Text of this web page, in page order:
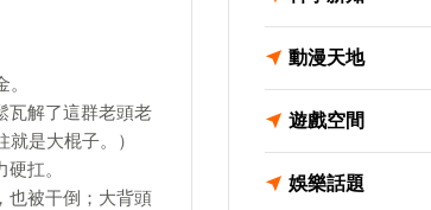
瓦解了這群老頭老
是大棍子。）
扛。
也被干倒；大背頭
動漫天地
遊戲空間
娛樂話題